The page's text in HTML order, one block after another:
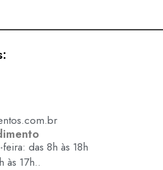
das 8h às 18h
às 17h..